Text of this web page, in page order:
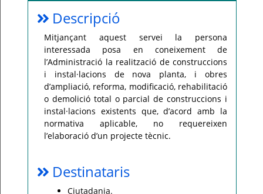
Descripció
Mitjançant aquest servei la persona
interessada posa en coneixement de
l’Administració la realització de construccions
i instal·lacions de nova planta, i obres
d’ampliació, reforma, modificació, rehabilitació
o demolició total o parcial de construccions i
instal·lacions existents que, d’acord amb la
normativa aplicable, no requereixen
l’elaboració d’un projecte tècnic.
Destinataris
Ciutadania.